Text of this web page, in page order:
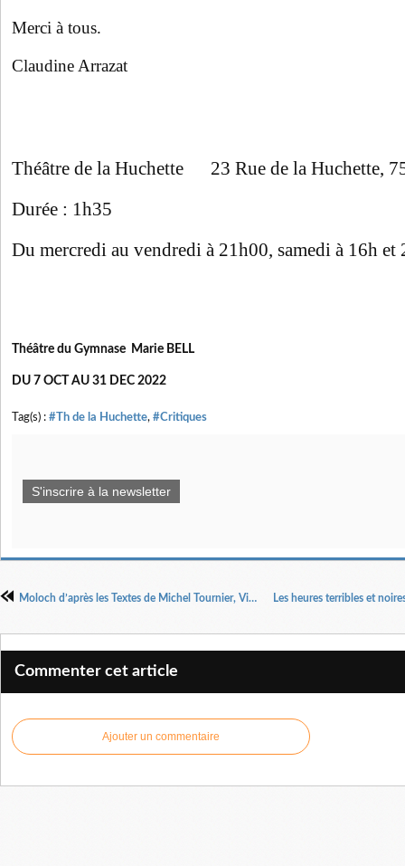
Merci à tous.
Claudine Arrazat
Théâtre de la Huchette 23 Rue de la Huchette,
Durée : 1h35
Du mercredi au vendredi à 21h00, samedi à 16h et
Théâtre du Gymnase Marie BELL
DU 7 OCT AU 31 DEC 2022
Tag(s) : #Th de la Huchette, #Critiques
S'inscrire à la newsletter
Moloch d’après les Textes de Michel Tournier, Vidosav Stevanovic, Didier Georges Gabily, Lionel Duroy, Enzo Corm, mis en scène par Jean-François Matignon.
Commenter cet article
Ajouter un commentaire